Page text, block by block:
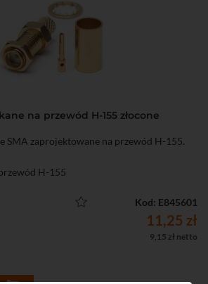
na przewód H-155 złocone
SMA zaprojektowane na przewód H-155.
H-155
Kod: E845601
11,25 zł
9,15 zł netto